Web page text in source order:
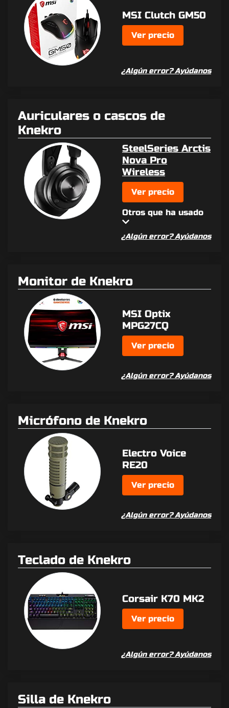
MSI Clutch GM50
Ver precio
¿Algún error? Ayúdanos
Auriculares o cascos de
Knekro
SteelSeries Arctis
Nova Pro
Wireless
Ver precio
Otros que ha usado
¿Algún error? Ayúdanos
Monitor de Knekro
MSI Optix
MPG27CQ
Ver precio
¿Algún error? Ayúdanos
Micrófono de Knekro
Electro Voice
RE20
Ver precio
¿Algún error? Ayúdanos
Teclado de Knekro
Corsair K70 MK2
Ver precio
¿Algún error? Ayúdanos
Silla de Knekro